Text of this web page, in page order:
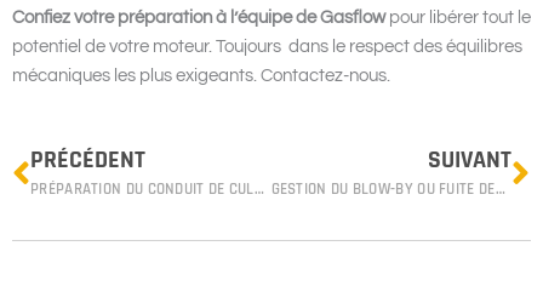
Confiez votre préparation à l’équipe de Gasflowpour libérer tout le
potentiel de votre moteur. Toujours dans le respect des équilibres
mécaniques les plus exigeants. Contactez-nous.
Prev
PRÉCÉDENT
PRÉPARATION DU CONDUIT DE CULASSE : TECHNIQUES POUR AMÉLIORER LE FLUX ET LES PERFORMANCES
SUIVANT
GESTION DU BLOW-BY OU FUITE DES CYLINDRES : DIAGNOSTIC ET SOLUTIONS POUR PROTÉGER VOTRE MOTEUR